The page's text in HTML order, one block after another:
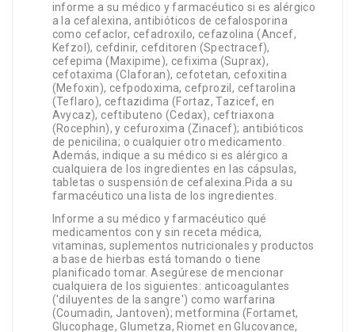
informe a su médico y farmacéutico si es alérgico
a la cefalexina, antibióticos de cefalosporina
como cefaclor, cefadroxilo, cefazolina (Ancef,
Kefzol), cefdinir, cefditoren (Spectracef),
cefepima (Maxipime), cefixima (Suprax),
cefotaxima (Claforan), cefotetan, cefoxitina
(Mefoxin), cefpodoxima, cefprozil, ceftarolina
(Teflaro), ceftazidima (Fortaz, Tazicef, en
Avycaz), ceftibuteno (Cedax), ceftriaxona
(Rocephin), y cefuroxima (Zinacef); antibióticos
de penicilina; o cualquier otro medicamento.
Además, indique a su médico si es alérgico a
cualquiera de los ingredientes en las cápsulas,
tabletas o suspensión de cefalexina.Pida a su
farmacéutico una lista de los ingredientes.
Informe a su médico y farmacéutico qué
medicamentos con y sin receta médica,
vitaminas, suplementos nutricionales y productos
a base de hierbas está tomando o tiene
planificado tomar. Asegúrese de mencionar
cualquiera de los siguientes: anticoagulantes
('diluyentes de la sangre') como warfarina
(Coumadin, Jantoven); metformina (Fortamet,
Glucophage, Glumetza, Riomet en Glucovance,